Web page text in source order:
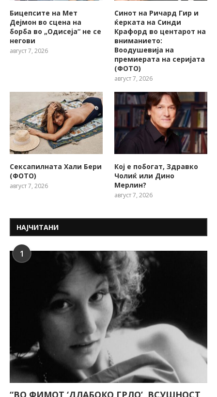
Бицепсите на Мет
Дејмон во сцена на
борба во „Одисеја“ не се
негови
август 7, 2026
Синот на Ричард Гир и
ќерката на Синди
Крафорд во центарот на
вниманието:
Воодушевија на
премиерата на серијата
(ФОТО)
август 7, 2026
Сексапилната Хали Бери
(ФОТО)
август 7, 2026
Кој е побогат, Здравко
Чолиќ или Дино
Мерлин?
август 7, 2026
НАЈЧИТАНИ
1
“ВО ФИМОТ ‘ДЛАБОКО ГРЛО’, ВСУШНОСТ,